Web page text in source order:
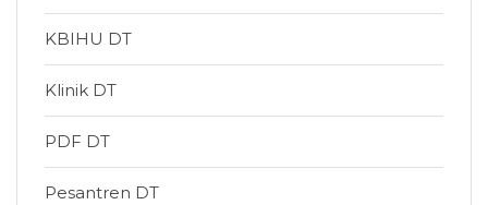
KBIHU DT
Klinik DT
PDF DT
Pesantren DT